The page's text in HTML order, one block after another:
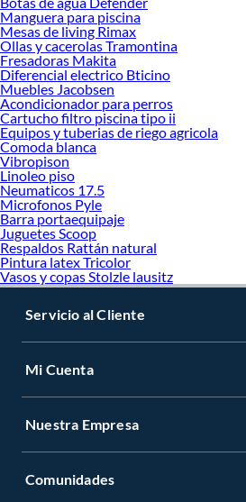
Manguera para piscina
Mesas de living Rimax
Ollas y cacerolas Tramontina
Fresadoras Makita
Diferencial electrico Bticino
Muebles Jacobsen
Acondicionador para perros
Cartucho filtro piscina tipo ii
Equipos y tuberias de riego agricola
Comoda blanca
Vibropison
Linoleo piso
Neumaticos 17.5
Microfonos Pyle
Barra portaequipaje
Juguetes Scoop
Respaldos Rattán natural
Pintura latex Tricolor
Vasos y copas Stolzle lausitz
Servicio al Cliente
Mi Cuenta
Nuestra Empresa
Comunidades